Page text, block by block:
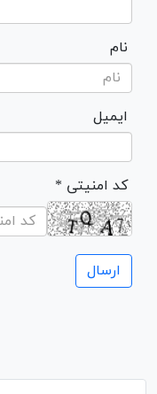
نام
ایمیل
* کد امنیتی